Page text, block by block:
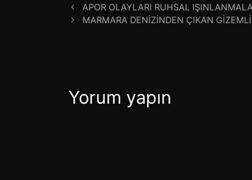
APOR OLAYLARI RUHSAL
MARMARA DENİZİNDEN ÇIKAN
Yorum yapın